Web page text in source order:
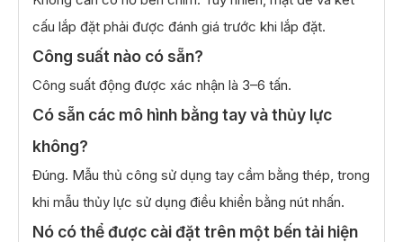
cấu lắp đặt phải được đánh giá trước khi lắp đặt.
Công suất nào có sẵn?
Công suất động được xác nhận là 3–6 tấn.
Có sẵn các mô hình bằng tay và thủy lực
không?
Đúng. Mẫu thủ công sử dụng tay cầm bằng thép, trong
khi mẫu thủy lực sử dụng điều khiển bằng nút nhấn.
Nó có thể được cài đặt trên một bến tải hiện